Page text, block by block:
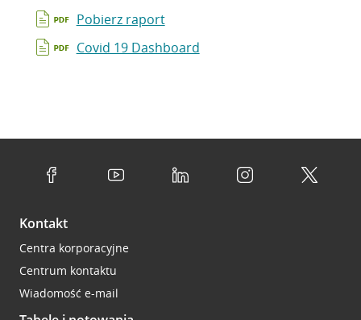
Pobierz raport
Covid 19 Dashboard
Kontakt
Centra korporacyjne
Centrum kontaktu
Wiadomość e-mail